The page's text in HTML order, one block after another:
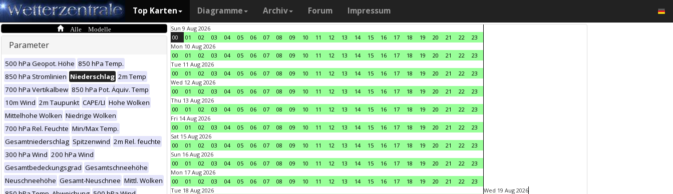
Top Karten Diagramme Archiv Forum Impressum
Alle Modelle
Parameter
500 hPa Geopot. Höhe 850 hPa Temp.
850 hPa Stromlinien Niederschlag 2m Temp
700 hPa Vertikalbew 850 hPa Pot. Äquiv. Temp
10m Wind 2m Taupunkt CAPE/LI Hohe Wolken
Mittelhohe Wolken Niedrige Wolken
700 hPa Rel. Feuchte Min/Max Temp.
Gesamtniederschlag Spitzenwind 2m Rel. feuchte
300 hPa Wind 200 hPa Wind
Gesamtbedeckungsgrad Gesamtschneehöhe
Neuschneehöhe Gesamt-Neuschnee Mittl. Wolken
Sun 9 Aug 2026
00
01 02 03 04 05 06 07 08 09 10 11 12 13 14 15 16 17 18 19 20 21 22
23
Mon 10 Aug 2026
00
01 02 03 04 05 06 07 08 09 10 11 12 13 14 15 16 17 18 19 20 21 22
23
Tue 11 Aug 2026
00
01 02 03 04 05 06 07 08 09 10 11 12 13 14 15 16 17 18 19 20 21 22
23
Wed 12 Aug 2026
00
01 02 03 04 05 06 07 08 09 10 11 12 13 14 15 16 17 18 19 20 21 22
23
Thu 13 Aug 2026
00
01 02 03 04 05 06 07 08 09 10 11 12 13 14 15 16 17 18 19 20 21 22
23
Fri 14 Aug 2026
00
01 02 03 04 05 06 07 08 09 10 11 12 13 14 15 16 17 18 19 20 21 22
23
Sat 15 Aug 2026
00
01 02 03 04 05 06 07 08 09 10 11 12 13 14 15 16 17 18 19 20 21 22
23
Sun 16 Aug 2026
00
01 02 03 04 05 06 07 08 09 10 11 12 13 14 15 16 17 18 19 20 21 22
23
Mon 17 Aug 2026
00
01 02 03 04 05 06 07 08 09 10 11 12 13 14 15 16 17 18 19 20 21 22
23
Tue 18 Aug 2026
Wed 19 Aug 2026